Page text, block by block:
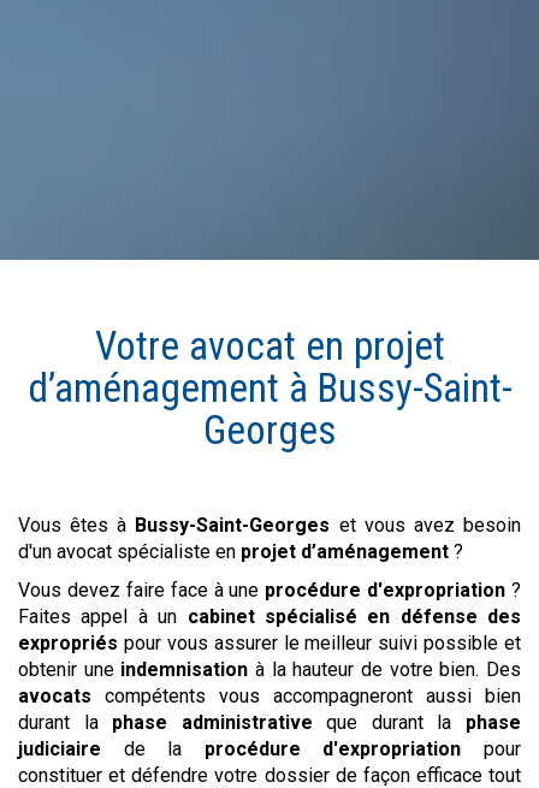
Votre avocat en projet
d’aménagement à Bussy-Saint-
Georges
Vous êtes à Bussy-Saint-Georges et vous avez besoin
d'un avocat spécialiste en projet d’aménagement ?
Vous devez faire face à une procédure d'expropriation ?
Faites appel à un cabinet spécialisé en défense des
expropriés pour vous assurer le meilleur suivi possible et
obtenir une indemnisation à la hauteur de votre bien. Des
avocats compétents vous accompagneront aussi bien
durant la phase administrative que durant la phase
judiciaire de la procédure d'expropriation pour
constituer et défendre votre dossier de façon efficace tout